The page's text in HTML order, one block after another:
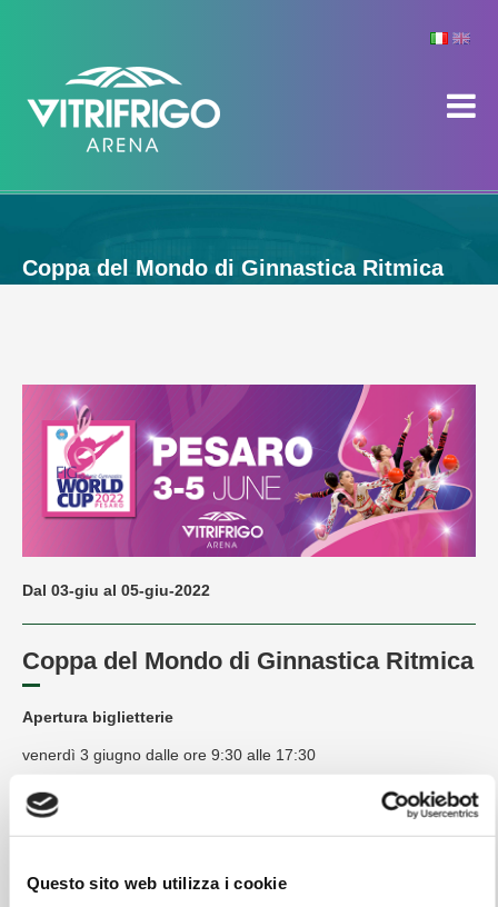
Questo sito web utilizza i cookie
Coppa del Mondo di Ginnastica Ritmica
Dal 03-giu al 05-giu-2022
Coppa del Mondo di Ginnastica Ritmica
Apertura biglietterie
venerdì 3 giugno dalle ore 9:30 alle 17:30
sabato 4 giugno dalle ore 9:30 alle 18:00